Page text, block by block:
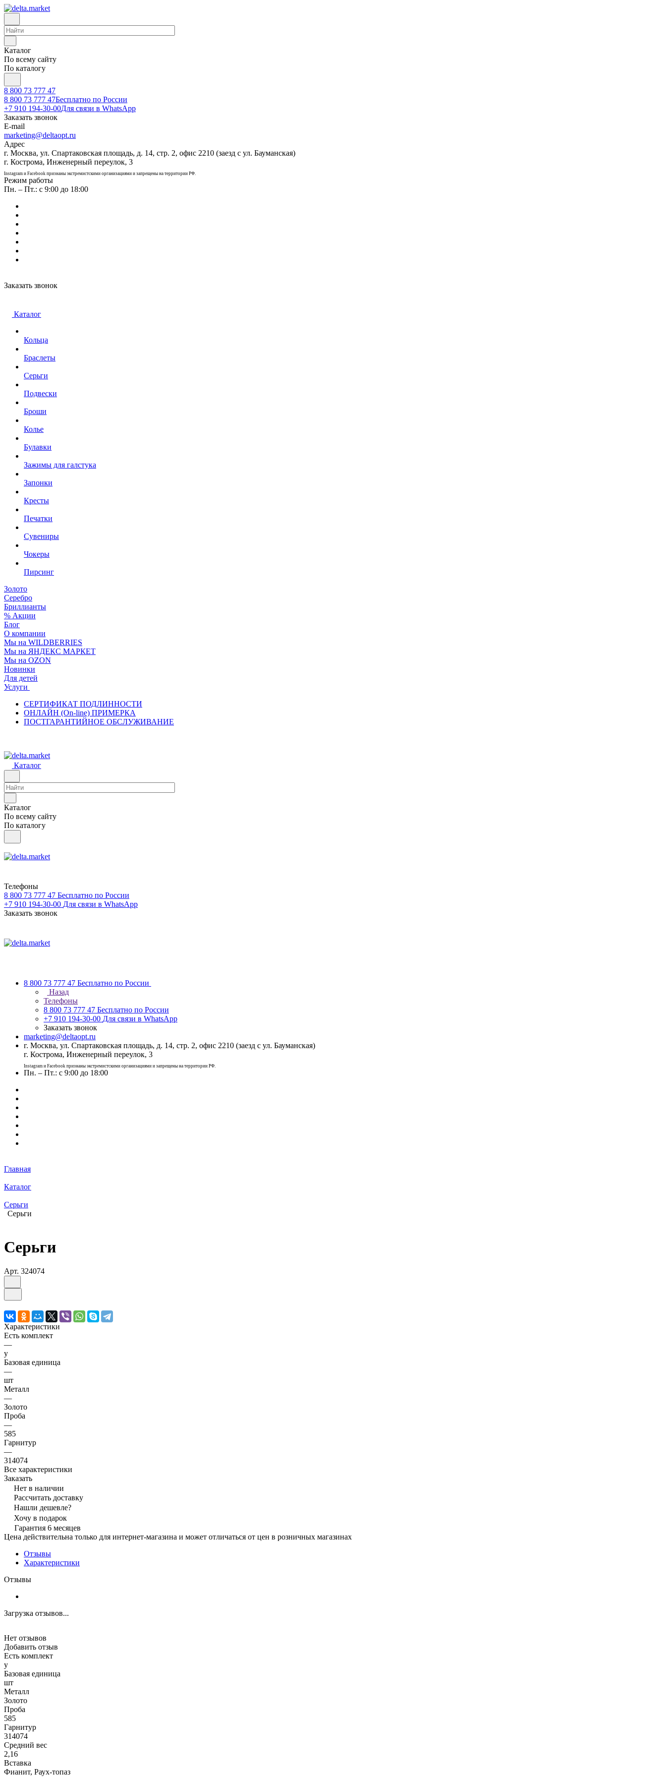
Каталог
По всему сайту
По каталогу
8 800 73 777 47
8 800 73 777 47Бесплатно по России
+7 910 194-30-00Для связи в WhatsApp
Заказать звонок
E-mail
marketing@deltaopt.ru
Адрес
г. Москва, ул. Спартаковская площадь, д. 14, стр. 2, офис 2210 (заезд с ул. Бауманская)
г. Кострома, Инженерный переулок, 3
Instagram и Facebook признаны экстремистскими организациями и запрещены на территории РФ.
Режим работы
Пн. – Пт.: с 9:00 до 18:00
Заказать звонок
Каталог
Кольца
Браслеты
Серьги
Подвески
Броши
Колье
Булавки
Зажимы для галстука
Запонки
Кресты
Печатки
Сувениры
Чокеры
Пирсинг
Золото
Серебро
Бриллианты
% Акции
Блог
О компании
Мы на WILDBERRIES
Мы на ЯНДЕКС МАРКЕТ
Мы на OZON
Новинки
Для детей
Услуги
СЕРТИФИКАТ ПОДЛИННОСТИ
ОНЛАЙН (On-line) ПРИМЕРКА
ПОСТГАРАНТИЙНОЕ ОБСЛУЖИВАНИЕ
Каталог
Каталог
По всему сайту
По каталогу
Телефоны
8 800 73 777 47 Бесплатно по России
+7 910 194-30-00 Для связи в WhatsApp
Заказать звонок
8 800 73 777 47 Бесплатно по России
Назад
Телефоны
8 800 73 777 47 Бесплатно по России
+7 910 194-30-00 Для связи в WhatsApp
Заказать звонок
marketing@deltaopt.ru
г. Москва, ул. Спартаковская площадь, д. 14, стр. 2, офис 2210 (заезд с ул. Бауманская)
г. Кострома, Инженерный переулок, 3
Instagram и Facebook признаны экстремистскими организациями и запрещены на территории РФ.
Пн. – Пт.: с 9:00 до 18:00
Главная
Каталог
Серьги
Серьги
Серьги
Арт. 324074
Характеристики
Есть комплект
—
y
Базовая единица
—
шт
Металл
—
Золото
Проба
—
585
Гарнитур
—
314074
Все характеристики
Заказать
Нет в наличии
Рассчитать доставку
Нашли дешевле?
Хочу в подарок
Гарантия 6 месяцев
Цена действительна только для интернет-магазина и может отличаться от цен в розничных магазинах
Отзывы
Характеристики
Отзывы
Загрузка отзывов...
Нет отзывов
Добавить отзыв
Есть комплект
y
Базовая единица
шт
Металл
Золото
Проба
585
Гарнитур
314074
Средний вес
2,16
Вставка
Фианит, Раух-топаз